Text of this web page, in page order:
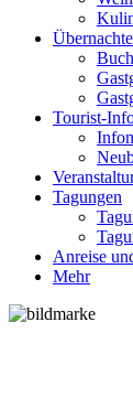
Tourist-
Tagungen
Anreise
Mehr